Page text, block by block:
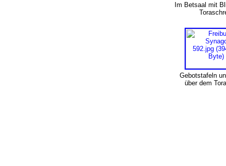
Im Betsaal mit
Gebotstafeln
über dem